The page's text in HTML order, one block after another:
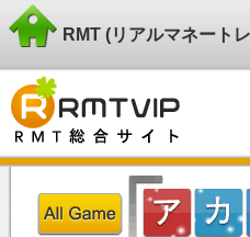
RMT (リアルマネート